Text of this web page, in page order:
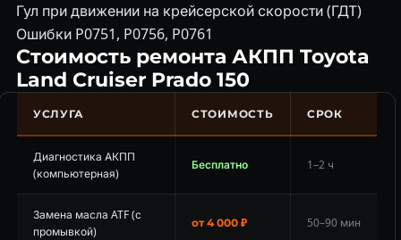
Гул при движении на крейсерской скорости (ГДТ)
Ошибки P0751, P0756, P0761
Стоимость ремонта АКПП Toyota
Land Cruiser Prado 150
УСЛУГА СТОИМОСТЬ СРОК
Диагностика АКПП
(компьютерная)
Бесплатно 1–2 ч
Замена масла ATF (с
промывкой)
от 4 000 ₽ 50–90 мин